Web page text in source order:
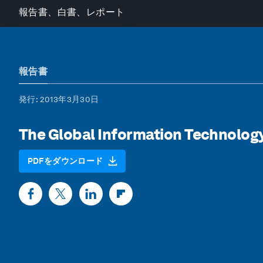
報告書、白書、レポート
報告書
発行: 2013年3月30日
The Global Information
PDFをダウンロード